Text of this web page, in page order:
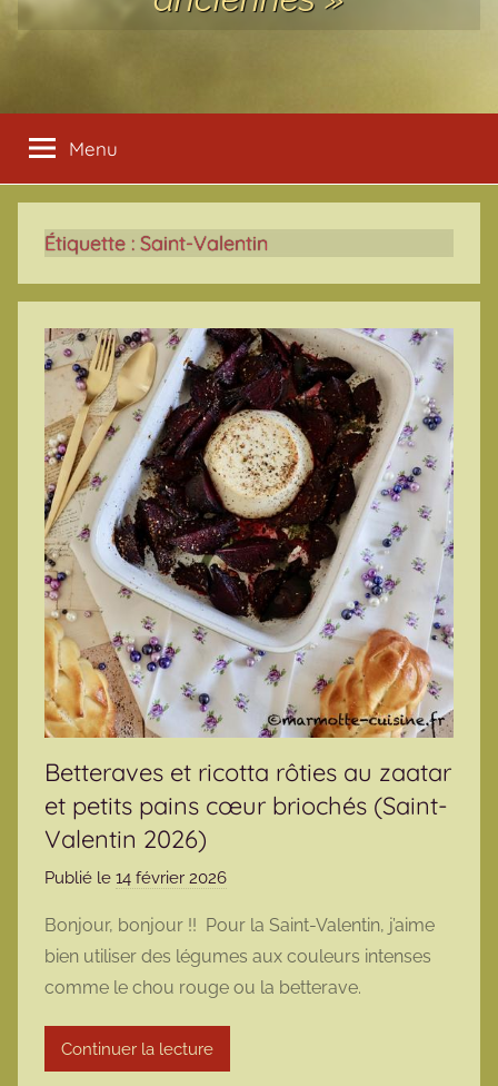
Menu
Étiquette : Saint-Valentin
Betteraves et ricotta rôties au zaatar
et petits pains cœur briochés (Saint-
Valentin 2026)
Publié le 14 février 2026
r
m
a
r
Bonjour, bonjour !! Pour la Saint-Valentin, j’aime
bien utiliser des légumes aux couleurs intenses
comme le chou rouge ou la betterave.
Continuer la lecture